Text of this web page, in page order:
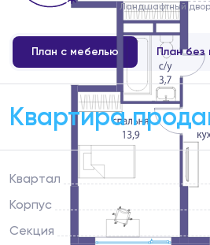
План с мебелью План без
Ландшафтный
Квартал
Корпус
Секция
Квартира